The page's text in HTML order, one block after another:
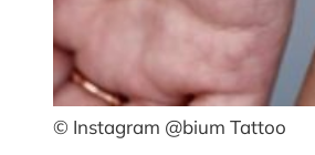
© Instagram @bium Tattoo